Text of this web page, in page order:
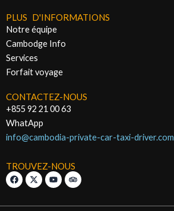
PLUS D'INFORMATIONS
Notre équipe
Cambodge Info
Services
Forfait voyage
CONTACTEZ-NOUS
+855 92 21 00 63
WhatApp
info@cambodia-private-car-taxi-driver.com
TROUVEZ-NOUS
F
a
c
b
X
-
t
i
Y
o
u
u
T
r
i
a